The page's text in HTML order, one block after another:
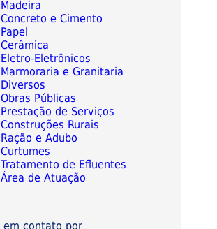
Madeira
Concreto e Cimento
Papel
Cerâmica
Eletro-Eletrônicos
Marmoraria e Granitaria
Diversos
Obras Públicas
Prestação de Serviços
Construções Rurais
Ração e Adubo
Curtumes
Tratamento de Efluentes
Área de Atuação
em contato por